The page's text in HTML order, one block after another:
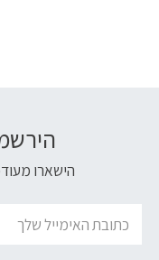
הישארו